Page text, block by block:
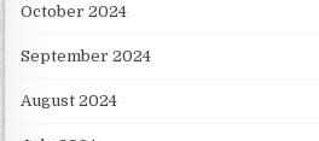
October 2024
September 2024
August 2024